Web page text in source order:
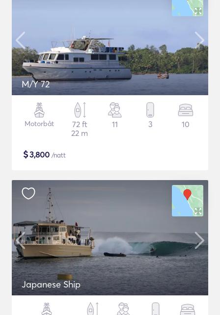
M/Y 72
Motorbåt
72 ft
22 m
11 3 10
$3,800 /natt
Japanese Ship